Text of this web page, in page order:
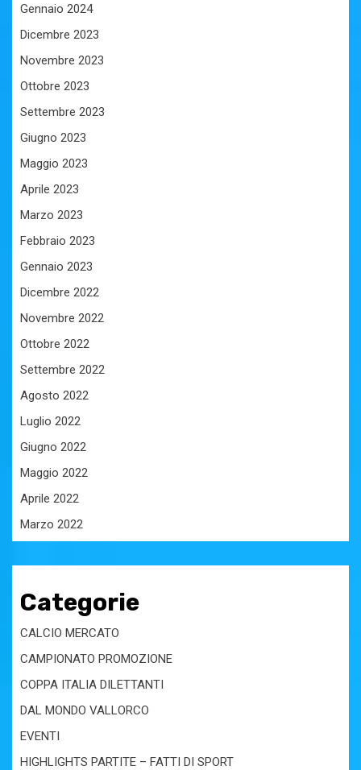
Gennaio 2024
Dicembre 2023
Novembre 2023
Ottobre 2023
Settembre 2023
Giugno 2023
Maggio 2023
Aprile 2023
Marzo 2023
Febbraio 2023
Gennaio 2023
Dicembre 2022
Novembre 2022
Ottobre 2022
Settembre 2022
Agosto 2022
Luglio 2022
Giugno 2022
Maggio 2022
Aprile 2022
Marzo 2022
Categorie
CALCIO MERCATO
CAMPIONATO PROMOZIONE
COPPA ITALIA DILETTANTI
DAL MONDO VALLORCO
EVENTI
HIGHLIGHTS PARTITE – FATTI DI SPORT